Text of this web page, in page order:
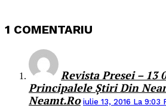
1 COMENTARIU
Revista Presei – 13
Principalele Știri Din
Neamt.ro iulie 13, 2016 La 9:03